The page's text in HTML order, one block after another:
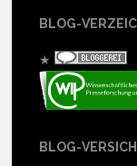
BLOG-
★
BLOG-